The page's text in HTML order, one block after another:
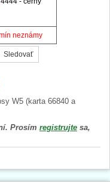
neznámy
Sledovať
W5 (karta 66840 a
Prosím registrujte sa,